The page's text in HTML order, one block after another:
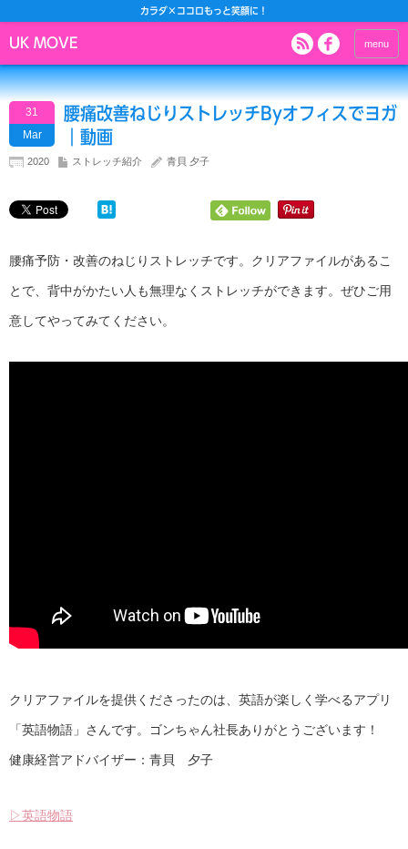
カラダ×ココロもっと笑顔に！
UK MOVE menu
31
Mar
腰痛改善ねじりストレッチByオフィスでヨガ
｜動画
2020 ストレッチ紹介 青貝 夕子
腰痛予防・改善のねじりストレッチです。クリアファイルがあるこ
とで、背中がかたい人も無理なくストレッチができます。ぜひご用
意してやってみてください。
クリアファイルを提供くださったのは、英語が楽しく学べるアプリ
「英語物語」さんです。ゴンちゃん社長ありがとうございます！
健康経営アドバイザー：青貝 夕子
▷英語物語